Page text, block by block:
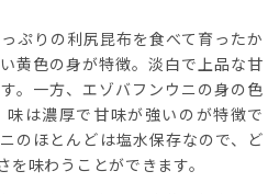
ぷりの利尻昆布を食べて育ったか
黄色の身が特徴。淡白で上品な甘
。一方、エゾバフンウニの身の色
は濃厚で甘味が強いのが特徴で
のほとんどは塩水保存なので、ど
味わうことができます。